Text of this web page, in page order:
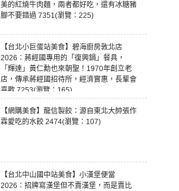
美的紅燒牛肉麵，兩者都好吃，還有冰糖豬
腳不要錯過 7351(瀏覽：225)
【台北小巨蛋站美食】碧海廚房敦北店
2026：蔣經國專用的「復興鍋」餐具，
「輝達」黃仁勳也來朝聖！1970年創立老
店，傳承蔣經國招待所，經濟實惠，長輩會
喜歡 7253(瀏覽：165)
【網購美食】龍信製餃：源自東北大帥張作
霖愛吃的水餃 2474(瀏覽：107)
【台北中山國中站美食】小漢堡便當
2026：招牌寫漢堡但不賣漢堡，而是賣比